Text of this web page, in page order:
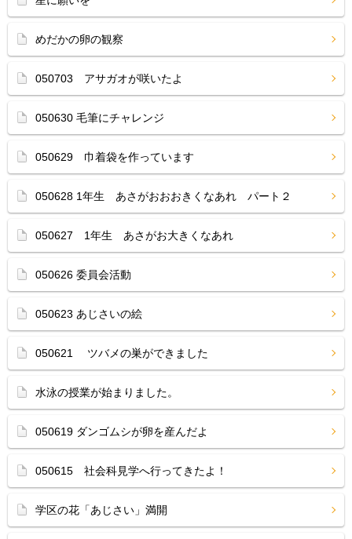
めだかの卵の観察
050703 アサガオが咲いたよ
050630 毛筆にチャレンジ
050629 巾着袋を作っています
050628 1年生 あさがおおおきくなあれ パート２
050627 1年生 あさがお大きくなあれ
050626 委員会活動
050623 あじさいの絵
050621 ツバメの巣ができました
水泳の授業が始まりました。
050619 ダンゴムシが卵を産んだよ
050615 社会科見学へ行ってきたよ！
学区の花「あじさい」満開